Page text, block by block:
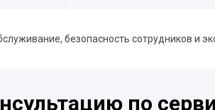
безопасность сотрудников и
по